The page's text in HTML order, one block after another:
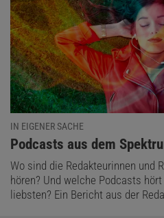
IN EIGENER SACHE
:
Podcasts aus dem
Wo sind die Redakteurinnen und
hören? Und welche Podcasts
liebsten? Ein Bericht aus der